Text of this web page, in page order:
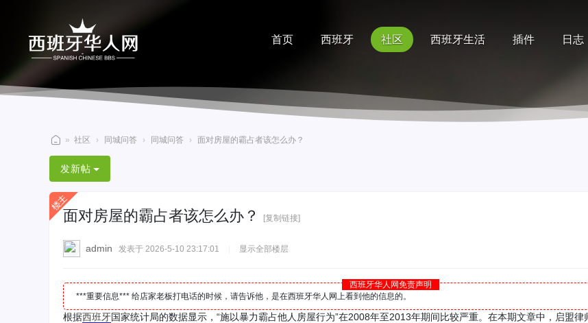
首页 西班牙 社区 西班牙生活 插件 日志
西
班
牙
华
» 社区 › 同城问答 › 同城问答 › 面对房屋的霸占者该怎么办？
发新帖
面对房屋的霸占者该怎么办？ [复制链接]
admin 发表于 2026-5-10 23:17:01 显示全部楼层
西班牙华人网免责声明
***重要信息*** 给店家老板打电话的时候，请告诉他，是在西班牙华人网上看到他的信息的。
根据西班牙国家统计局的数据显示，“施以暴力霸占他人房屋行为”在2008年至2013年期间比较严重。在本期文章中，启盟